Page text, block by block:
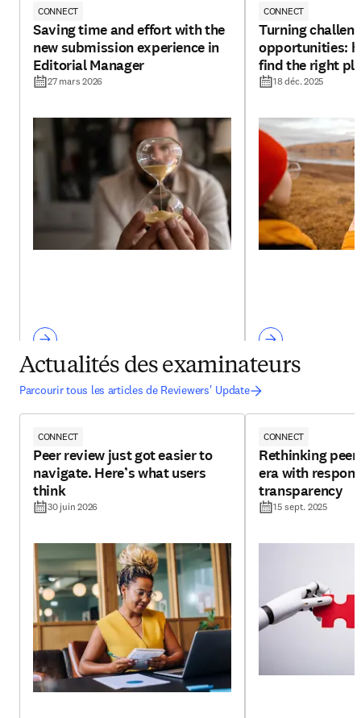
CONNECT
Saving time and effort with the
new submission experience in
Editorial Manager
27 mars 2026
CONNECT
Turning
opportunities:
find the right
18 déc. 2025
Actualités des examinateurs
Parcourir tous les articles de Reviewers' Update
CONNECT
Peer review just got easier to
navigate. Here’s what users
think
30 juin 2026
CONNECT
Rethinking
era with
transparency
15 sept. 2025